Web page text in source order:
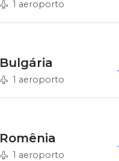
1 aeroporto
Bulgária
1 aeroporto
Romênia
1 aeroporto